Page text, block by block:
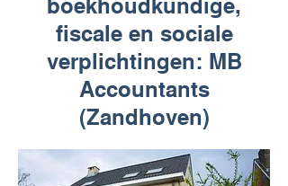
boekhoudkundige,
fiscale en sociale
verplichtingen: MB
Accountants
(Zandhoven)